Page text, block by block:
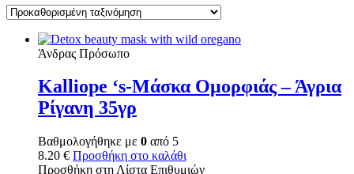
Άνδρας Πρόσωπο
Kalliope ‘s-Μάσκα Ομορφιάς – Άγρια
Ρίγανη 35γρ
Βαθμολογήθηκε με 0 από 5
8.20 € Προσθήκη στο καλάθι
Προσθήκη στη Λίστα Επιθυμιών